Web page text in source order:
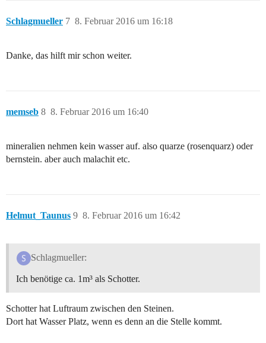
Schlagmueller 8. Februar 2016 um 16:18
7
Danke, das hilft mir schon weiter.
memseb 8. Februar 2016 um 16:40
8
mineralien nehmen kein wasser auf. also quarze (rosenquarz) oder
bernstein. aber auch malachit etc.
Helmut_Taunus 8. Februar 2016 um 16:42
9
Schlagmueller:
Ich benötige ca. 1m³ als Schotter.
Schotter hat Luftraum zwischen den Steinen.
Dort hat Wasser Platz, wenn es denn an die Stelle kommt.